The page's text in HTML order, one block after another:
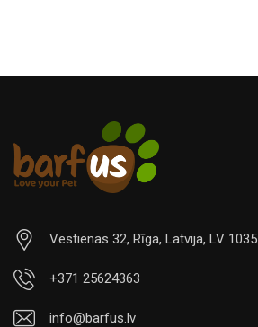
Vestienas 32, Rīga, Latvija, LV 1035
+371 25624363
info@barfus.lv